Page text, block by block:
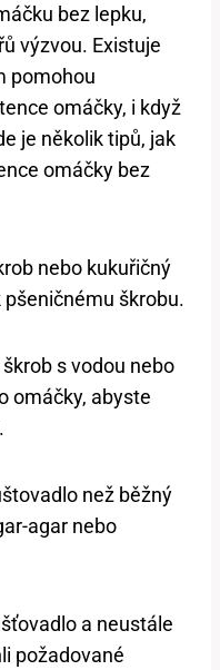
bez lepku,
výzvou. Existuje
pomohou
omáčky, i když
je několik tipů, jak
omáčky bez
nebo kukuřičný
škrobu.
s vodou nebo
omáčky, abyste
než běžný
agar nebo
a neustále
požadované